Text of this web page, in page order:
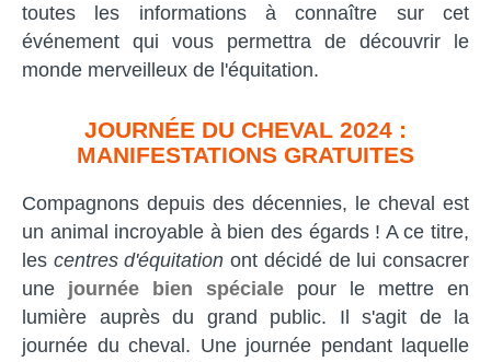
toutes les informations à connaître sur cet
événement qui vous permettra de découvrir le
monde merveilleux de l'équitation.
JOURNÉE DU CHEVAL 2024 :
MANIFESTATIONS GRATUITES
Compagnons depuis des décennies, le cheval est
un animal incroyable à bien des égards ! A ce titre,
les centres d'équitation ont décidé de lui consacrer
une journée bien spéciale pour le mettre en
lumière auprès du grand public. Il s'agit de la
journée du cheval. Une journée pendant laquelle